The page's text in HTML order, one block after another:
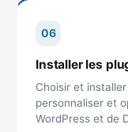
06
Installer les
Choisir et
personnaliser et
WordPress et de